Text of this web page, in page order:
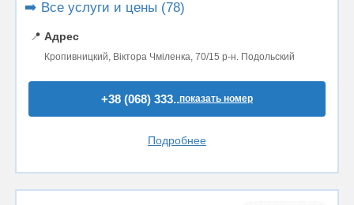
➡️ Все услуги и цены (78)
📍 Адрес
Кропивницкий, Віктора Чміленка, 70/15 р-н. Подольский
+38 (068) 333..показать номер
Подробнее